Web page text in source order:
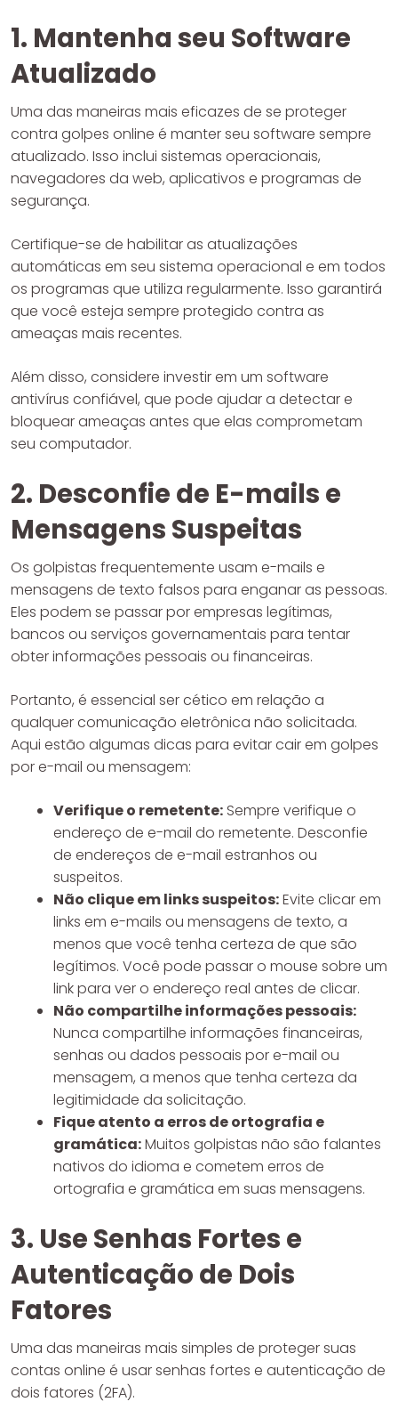
1. Mantenha seu Software
Atualizado
Uma das maneiras mais eficazes de se proteger
contra golpes online é manter seu software sempre
atualizado. Isso inclui sistemas operacionais,
navegadores da web, aplicativos e programas de
segurança.
Certifique-se de habilitar as atualizações
automáticas em seu sistema operacional e em todos
os programas que utiliza regularmente. Isso garantirá
que você esteja sempre protegido contra as
ameaças mais recentes.
Além disso, considere investir em um software
antivírus confiável, que pode ajudar a detectar e
bloquear ameaças antes que elas comprometam
seu computador.
2. Desconfie de E-mails e
Mensagens Suspeitas
Os golpistas frequentemente usam e-mails e
mensagens de texto falsos para enganar as pessoas.
Eles podem se passar por empresas legítimas,
bancos ou serviços governamentais para tentar
obter informações pessoais ou financeiras.
Portanto, é essencial ser cético em relação a
qualquer comunicação eletrônica não solicitada.
Aqui estão algumas dicas para evitar cair em golpes
por e-mail ou mensagem:
Verifique o remetente: Sempre verifique o
endereço de e-mail do remetente. Desconfie
de endereços de e-mail estranhos ou
suspeitos.
Não clique em links suspeitos:Evite clicar em
links em e-mails ou mensagens de texto, a
menos que você tenha certeza de que são
legítimos. Você pode passar o mouse sobre um
link para ver o endereço real antes de clicar.
Não compartilhe informações pessoais:
Nunca compartilhe informações financeiras,
senhas ou dados pessoais por e-mail ou
mensagem, a menos que tenha certeza da
legitimidade da solicitação.
Fique atento a erros de ortografia e
gramática:Muitos golpistas não são falantes
nativos do idioma e cometem erros de
ortografia e gramática em suas mensagens.
3. Use Senhas Fortes e
Autenticação de Dois
Fatores
Uma das maneiras mais simples de proteger suas
contas online é usar senhas fortes e autenticação de
dois fatores (2FA).